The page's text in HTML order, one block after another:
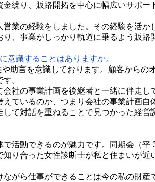
繰り、販路開拓を中心に幅広いサポー
業の経験をしました。その経験を活か
、事業がしっかり軌道に乗るよう販
意識することはありますか。
助言を意識しております。顧客からの
。
社の事業計画を後継者と一緒に伴走
ているのか、つまり会社の事業計画自
て対話を重ねることで見つかった経
活動できるのが魅力です。同期会（
り合った女性診断士が私と住まいが
がら仕事ができることは今の私の財